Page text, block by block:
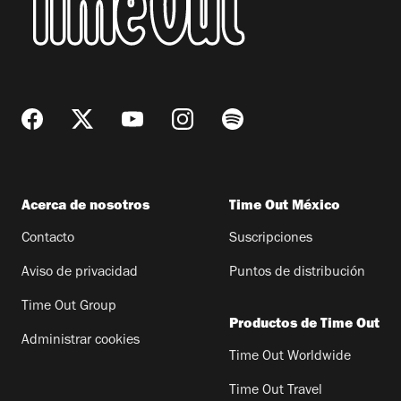
Acerca de nosotros
Contacto
Aviso de privacidad
Time Out Group
Administrar cookies
Time Out México
Suscripciones
Puntos de distribución
Productos de Time Out
Time Out Worldwide
Time Out Travel